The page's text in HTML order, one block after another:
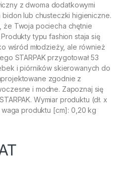
z dwoma dodatkowymi
lub chusteczki higieniczne.
że Twoja pociecha chętnie
typu fashion staja się
wśród młodzieży, ale również
STARPAK przygotował 53
i piórników skierowanych do
zgodnie z
i modne. Zapoznaj się
Wymiar produktu (dł. x
waga produktu [cm]: 0,20 kg